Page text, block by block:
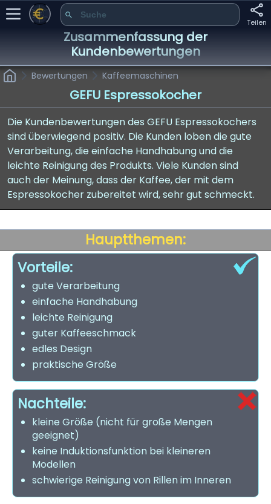
Teilen
Zusammenfassung der
Kundenbewertungen
Bewertungen Kaffeemaschinen
GEFU Espressokocher
Die Kundenbewertungen des GEFU Espressokochers
sind überwiegend positiv. Die Kunden loben die gute
Verarbeitung, die einfache Handhabung und die
leichte Reinigung des Produkts. Viele Kunden sind
auch der Meinung, dass der Kaffee, der mit dem
Espressokocher zubereitet wird, sehr gut schmeckt.
Hauptthemen:
Vorteile:
gute Verarbeitung
einfache Handhabung
leichte Reinigung
guter Kaffeeschmack
edles Design
praktische Größe
Nachteile:
kleine Größe (nicht für große Mengen
geeignet)
keine Induktionsfunktion bei kleineren
Modellen
schwierige Reinigung von Rillen im Inneren